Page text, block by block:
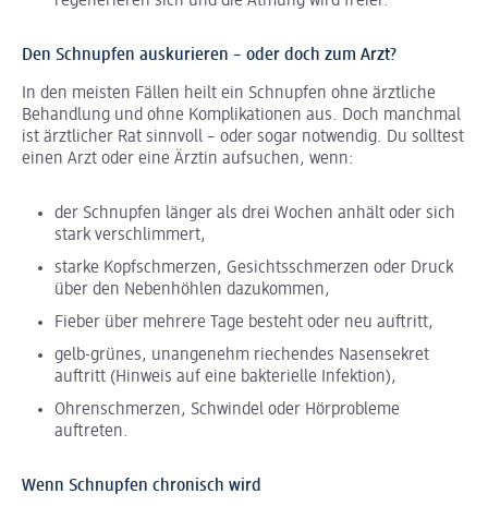
Den Schnupfen auskurieren – oder doch zum Arzt?
In den meisten Fällen heilt ein Schnupfen ohne ärztliche
Behandlung und ohne Komplikationen aus. Doch manchmal
ist ärztlicher Rat sinnvoll – oder sogar notwendig. Du solltest
einen Arzt oder eine Ärztin aufsuchen, wenn:
der Schnupfen länger als drei Wochen anhält oder sich
stark verschlimmert,
starke Kopfschmerzen, Gesichtsschmerzen oder Druck
über den Nebenhöhlen dazukommen,
Fieber über mehrere Tage besteht oder neu auftritt,
gelb-grünes, unangenehm riechendes Nasensekret
auftritt (Hinweis auf eine bakterielle Infektion),
Ohrenschmerzen, Schwindel oder Hörprobleme
auftreten.
Wenn Schnupfen chronisch wird